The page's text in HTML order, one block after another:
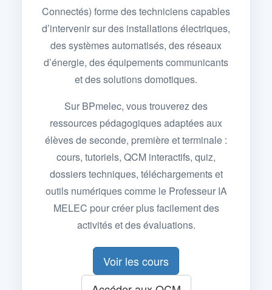
Connectés) forme des techniciens capables
d’intervenir sur des installations électriques,
des systèmes automatisés, des réseaux
d’énergie, des équipements communicants
et des solutions domotiques.
Sur BPmelec, vous trouverez des
ressources pédagogiques adaptées aux
élèves de seconde, première et terminale :
cours, tutoriels, QCM interactifs, quiz,
dossiers techniques, téléchargements et
outils numériques comme le Professeur IA
MELEC pour créer plus facilement des
activités et des évaluations.
Voir les cours